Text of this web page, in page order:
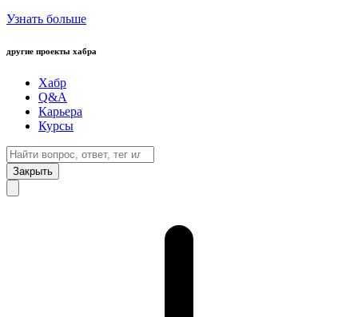
Узнать больше
другие проекты хабра
Хабр
Q&A
Карьера
Курсы
Закрыть